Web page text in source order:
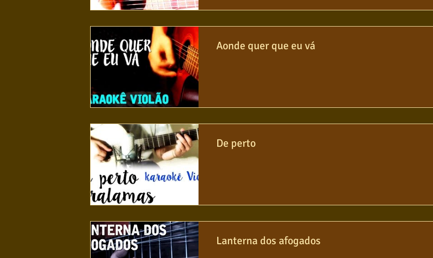
Aonde quer que eu vá
De perto
Lanterna dos afogados